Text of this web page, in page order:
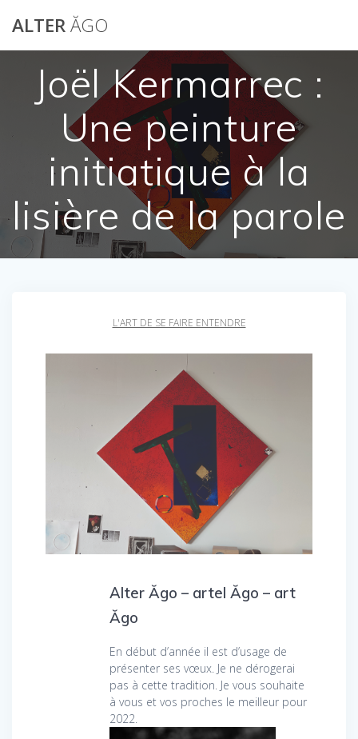
ALTERĂGO
Joël Kermarrec :
Une peinture
initiatique à la
lisière de la parole
L'ART DE SE FAIRE ENTENDRE
Alter Ăgo – artel Ăgo – art
Ăgo
En début d’année il est d’usage de
présenter ses vœux. Je ne dérogerai
pas à cette tradition. Je vous souhaite
à vous et vos proches le meilleur pour
2022.